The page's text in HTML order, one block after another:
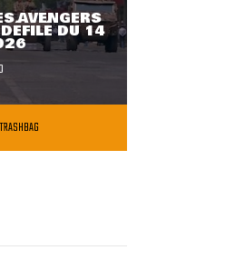
AVENGERS
DU 14